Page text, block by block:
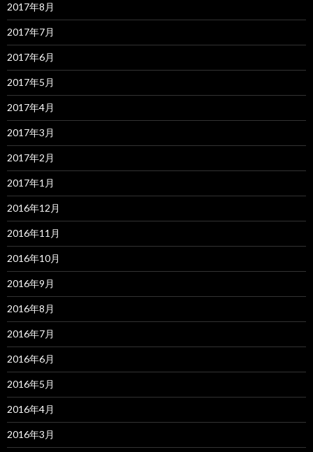
2017年8月
2017年7月
2017年6月
2017年5月
2017年4月
2017年3月
2017年2月
2017年1月
2016年12月
2016年11月
2016年10月
2016年9月
2016年8月
2016年7月
2016年6月
2016年5月
2016年4月
2016年3月